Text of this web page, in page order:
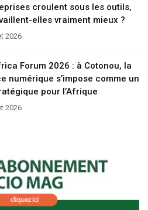
croulent sous les outils,
elles vraiment mieux ?
2026
Forum 2026 : à Cotonou, la
numérique s’impose comme un
pour l’Afrique
2026